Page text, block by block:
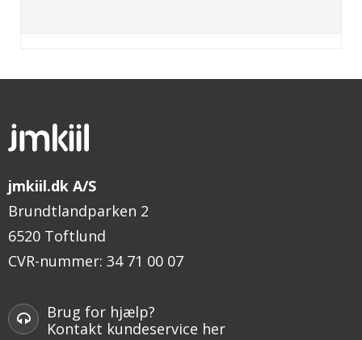
jmkiil.dk A/S
Brundtlandparken 2
6520 Toftlund
CVR-nummer: 34 71 00 07
Brug for hjælp?
Kontakt kundeservice her